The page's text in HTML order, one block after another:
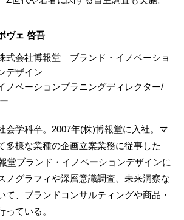
ヴェ 啓吾
式会社博報堂 ブランド・イノベーショ
デザイン
ノベーションプラニングディレクター/
会学科卒。2007年(株)博報堂に入社。マ
多様な業種の企画立案業務に従事した
堂ブランド・イノベーションデザインに
ノグラフィや深層意識調査、未来洞察な
て、ブランドコンサルティングや商品・
っている。